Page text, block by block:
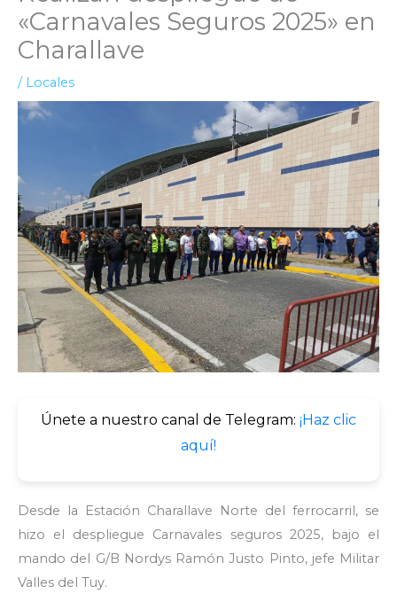
«Carnavales Seguros 2025» en
Charallave
/ Locales
Únete a nuestro canal de Telegram: ¡Haz clic
aquí!
Desde la Estación Charallave Norte del ferrocarril, se
hizo el despliegue Carnavales seguros 2025, bajo el
mando del G/B Nordys Ramón Justo Pinto, jefe Militar
Valles del Tuy.